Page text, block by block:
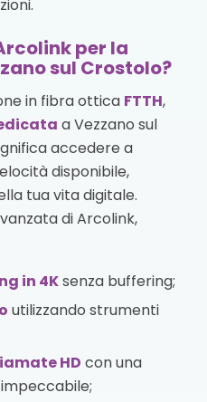
per la
sul Crostolo?
in fibra ottica FTTH,
a Vezzano sul
accedere a
disponibile,
tua vita digitale.
di Arcolink,
in 4Ksenza buffering;
utilizzando strumenti
HD con una